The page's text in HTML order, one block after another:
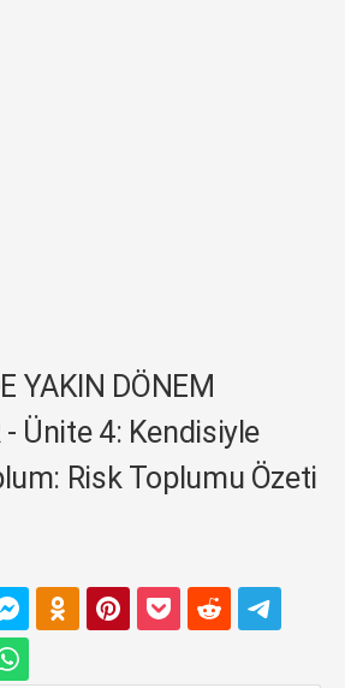
YAKIN DÖNEM
- Ünite 4: Kendisiyle
Risk Toplumu Özeti